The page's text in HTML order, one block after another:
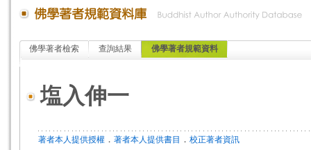
佛學著者檢索 查詢結果 佛學著者規範資料
塩入伸一
著者本人提供授權 ． 著者本人提供書目 ． 校正著者資訊